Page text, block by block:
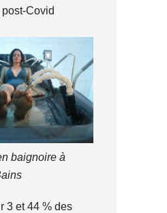
Covid
baignoire à
3 et 44 % des